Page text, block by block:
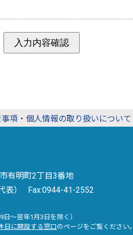
項・個人情報の取り扱いについて
有明町2丁目3番地
） Fax:0944-41-2552
～翌年1月3日を除く）
日に開設する窓口のページをご覧ください。